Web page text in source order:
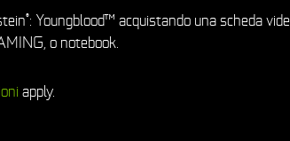
®: Youngblood™ acquistando una scheda
o notebook.
apply.